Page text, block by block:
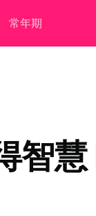
常年期
智